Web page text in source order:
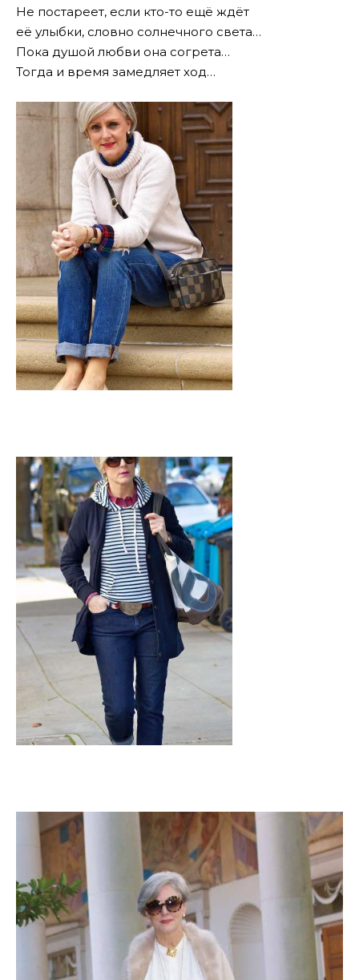
Не постареет, если кто-то ещё ждёт
её улыбки, словно солнечного света…
Пока душой любви она согрета…
Тогда и время замедляет ход…